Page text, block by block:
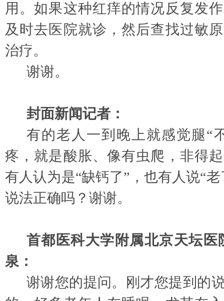
用。如果这种红痒的情况反复发
及时去医院就诊，然后查找过敏
治疗。
谢谢。
封面新闻记者：
有的老人一到晚上就感觉腿“
疼，就是酸胀、像有虫爬，非得
有人认为是“缺钙了”，也有人说“
说法正确吗？谢谢。
首都医科大学附属北京天坛医
泉：
谢谢您的提问。刚才您提到的